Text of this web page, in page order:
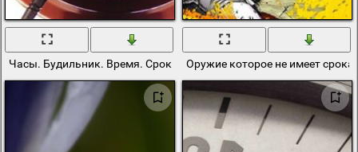
Часы. Будильник. Время. Срок Оружие которое не имеет срока